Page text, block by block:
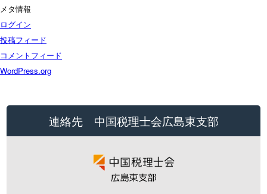
メタ情報
ログイン
投稿フィード
コメントフィード
WordPress.org
連絡先 中国税理士会広島東支部